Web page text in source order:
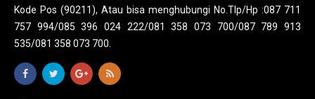
Kode Pos (90211), Atau bisa menghubungi No.Tlp/Hp :087 711
757 994/085 396 024 222/081 358 073 700/087 789 913
535/081 358 073 700.